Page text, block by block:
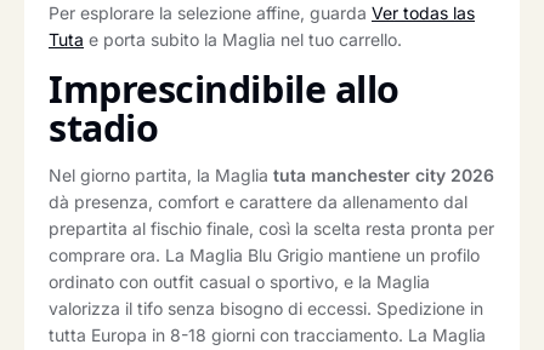
Per esplorare la selezione affine, guarda Ver todas las
Tuta e porta subito la Maglia nel tuo carrello.
Imprescindibile allo
stadio
Nel giorno partita, la Maglia tuta manchester city 2026
dà presenza, comfort e carattere da allenamento dal
prepartita al fischio finale, così la scelta resta pronta per
comprare ora. La Maglia Blu Grigio mantiene un profilo
ordinato con outfit casual o sportivo, e la Maglia
valorizza il tifo senza bisogno di eccessi. Spedizione in
tutta Europa in 8-18 giorni con tracciamento. La Maglia